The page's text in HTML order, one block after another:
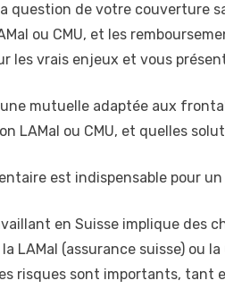
question de votre couverture
ou CMU, et les
les vrais enjeux et vous
mutuelle adaptée aux
LAMal ou CMU, et quelles
est indispensable pour
en Suisse implique des
LAMal (assurance suisse) ou
risques sont importants, tant